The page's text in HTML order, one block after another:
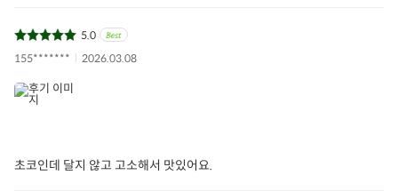
5.0
155*******
2026.03.08
초코인데 달지 않고 고소해서 맛있어요.